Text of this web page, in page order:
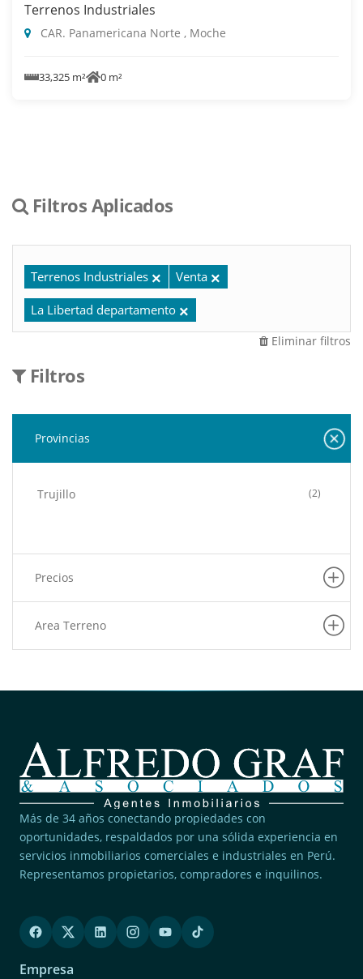
Terrenos Industriales
CAR. Panamericana Norte , Moche
33,325 m² 0 m²
Filtros Aplicados
Terrenos Industriales Venta
La Libertad departamento
Eliminar filtros
Filtros
Provincias
Trujillo (2)
Precios
Area Terreno
Más de 34 años conectando propiedades con
oportunidades, respaldados por una sólida experiencia en
servicios inmobiliarios comerciales e industriales en Perú.
Representamos propietarios, compradores e inquilinos.
Empresa